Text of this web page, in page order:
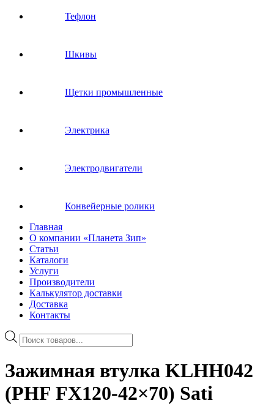
Тефлон
Шкивы
Щетки промышленные
Электрика
Электродвигатели
Конвейерные ролики
Главная
О компании «Планета Зип»
Статьи
Каталоги
Услуги
Производители
Калькулятор доставки
Доставка
Контакты
Поиск
товаров
Зажимная втулка KLHH042
(PHF FX120-42×70) Sati